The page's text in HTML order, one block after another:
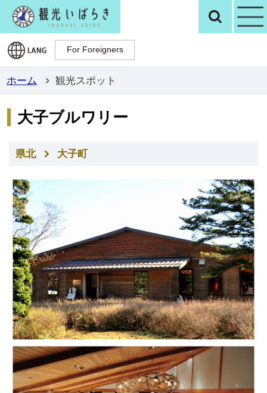
観光いばらき検
For Foreigners
For Foreigners
ホーム 観光スポット
大子ブルワリー
県北 大子町